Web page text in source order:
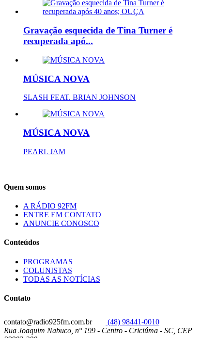
Gravação esquecida de Tina Turner é
recuperada apó...
MÚSICA NOVA
SLASH FEAT. BRIAN JOHNSON
MÚSICA NOVA
PEARL JAM
Quem somos
A RÁDIO 92FM
ENTRE EM CONTATO
ANUNCIE CONOSCO
Conteúdos
PROGRAMAS
COLUNISTAS
TODAS AS NOTÍCIAS
Contato
contato@radio925fm.com.br
(48) 98441-0010
Rua Joaquim Nabuco, n° 199 - Centro - Criciúma - SC, CEP